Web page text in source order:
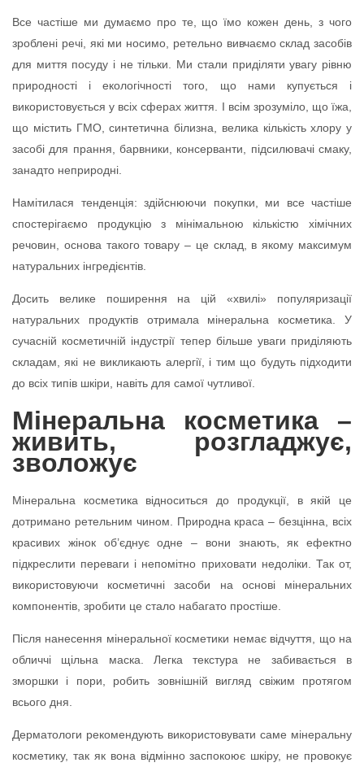
Все частіше ми думаємо про те, що їмо кожен день, з чого
зроблені речі, які ми носимо, ретельно вивчаємо склад засобів
для миття посуду і не тільки. Ми стали приділяти увагу рівню
природності і екологічності того, що нами купується і
використовується у всіх сферах життя. І всім зрозуміло, що їжа,
що містить ГМО, синтетична білизна, велика кількість хлору у
засобі для прання, барвники, консерванти, підсилювачі смаку,
занадто неприродні.
Намітилася тенденція: здійснюючи покупки, ми все частіше
спостерігаємо продукцію з мінімальною кількістю хімічних
речовин, основа такого товару – це склад, в якому максимум
натуральних інгредієнтів.
Досить велике поширення на цій «хвилі» популяризації
натуральних продуктів отримала мінеральна косметика. У
сучасній косметичній індустрії тепер більше уваги приділяють
складам, які не викликають алергії, і тим що будуть підходити
до всіх типів шкіри, навіть для самої чутливої.
Мінеральна косметика –
живить, розгладжує,
зволожує
Мінеральна косметика відноситься до продукції, в якій це
дотримано ретельним чином. Природна краса – безцінна, всіх
красивих жінок об’єднує одне – вони знають, як ефектно
підкреслити переваги і непомітно приховати недоліки. Так от,
використовуючи косметичні засоби на основі мінеральних
компонентів, зробити це стало набагато простіше.
Після нанесення мінеральної косметики немає відчуття, що на
обличчі щільна маска. Легка текстура не забивається в
зморшки і пори, робить зовнішній вигляд свіжим протягом
всього дня.
Дерматологи рекомендують використовувати саме мінеральну
косметику, так як вона відмінно заспокоює шкіру, не провокує